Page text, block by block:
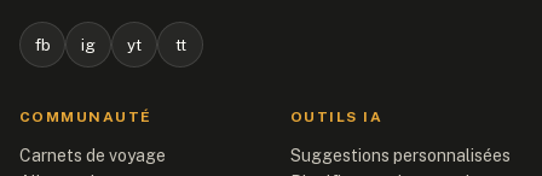
fb ig yt tt
COMMUNAUTÉ
Carnets de voyage
OUTILS IA
Suggestions personnalisées